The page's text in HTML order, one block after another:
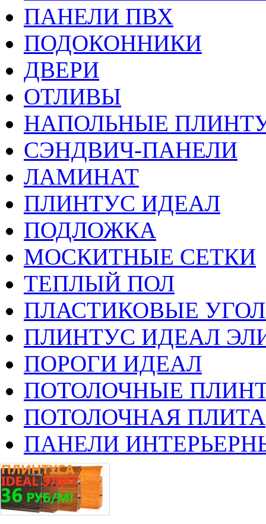
ПАНЕЛИ ПВХ
ПОДОКОННИКИ
ДВЕРИ
ОТЛИВЫ
НАПОЛЬНЫЕ
СЭНДВИЧ-ПАНЕЛИ
ЛАМИНАТ
ПЛИНТУС ИДЕАЛ
ПОДЛОЖКА
МОСКИТНЫЕ СЕТКИ
ТЕПЛЫЙ ПОЛ
ПЛАСТИКОВЫЕ
ПЛИНТУС ИДЕАЛ
ПОРОГИ ИДЕАЛ
ПОТОЛОЧНЫЕ
ПОТОЛОЧНАЯ ПЛИТА
ПАНЕЛИ